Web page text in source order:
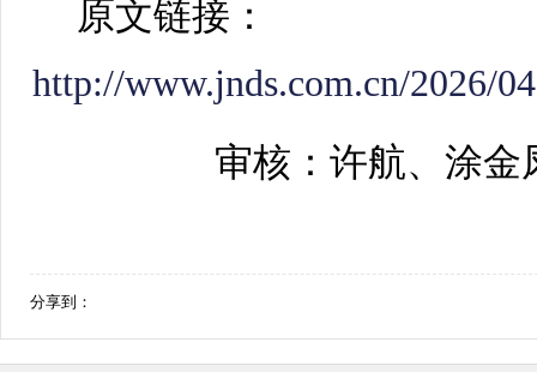
原文链接：
http://www.jnds.com.cn/2026/
审核：许航、涂金
分享到：